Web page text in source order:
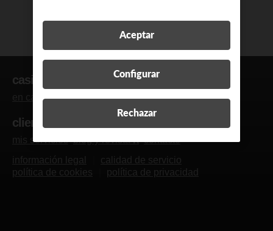
casi clientes
en casa empresas y autónomos
clientes
mis servicios blog y revistaR contacto
información legal
calidad de servicio
política de cookies
política de privacidad
Configurar
Rechazar
Aceptar